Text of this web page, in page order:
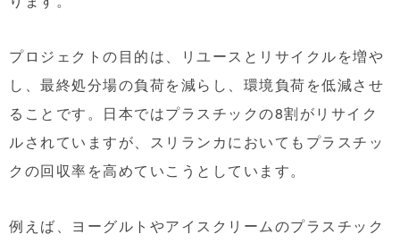
プロジェクトの目的は、リユースとリサイクルを増や
し、最終処分場の負荷を減らし、環境負荷を低減させ
ることです。日本ではプラスチックの8割がリサイク
ルされていますが、スリランカにおいてもプラスチッ
クの回収率を高めていこうとしています。
例えば、ヨーグルトやアイスクリームのプラスチック